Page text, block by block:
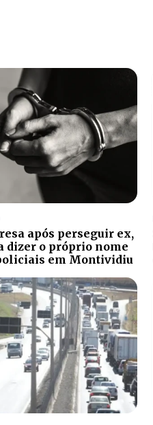
após perseguir ex,
dizer o próprio nome
em Montividiu